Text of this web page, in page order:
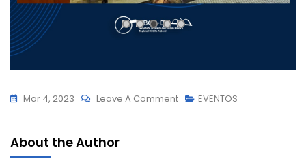
Mar 4, 2023 Leave A CommentOn EVENTOS
About the Author